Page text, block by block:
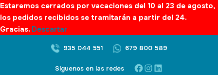
Estaremos cerrados por vacaciones del 10 al 23 de agosto,
los pedidos recibidos se tramitarán a partir del 24.
Gracias. Descartar
935 044 551 679 800 589
Síguenos en las redes Facebook
Instagram
LinkedIn